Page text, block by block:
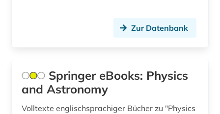
raumfahrt (1)
rohdaten (1)
Zur Datenbank
Springer eBooks: Physics
and Astronomy
Volltexte englischsprachiger Bücher zu "Physics